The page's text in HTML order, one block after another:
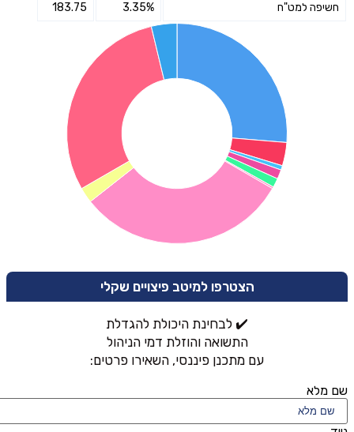
חשיפה למט"ח 3.35%
183.75
הצטרפו למיטב פיצויים שקלי
✔️ לבחינת היכולת להגדלת
התשואה והוזלת דמי הניהול
עם מתכנן פיננסי, השאירו פרטים:
שם מלא